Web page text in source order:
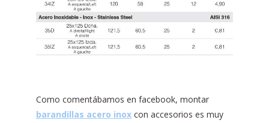
Como comentábamos en facebook, montar
barandillas acero inox con accesorios es muy